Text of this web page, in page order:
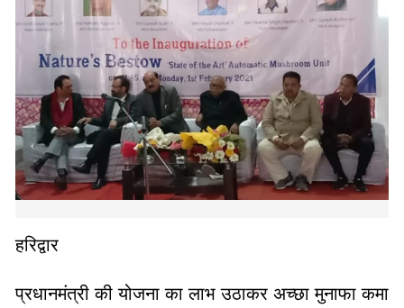
हरिद्वार
प्रधानमंत्री की योजना का लाभ उठाकर अच्छा मुनाफा कमा